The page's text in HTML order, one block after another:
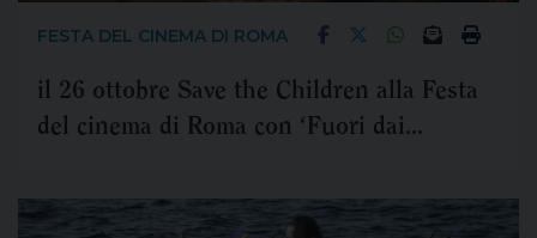
FESTA DEL CINEMA DI ROMA
il 26 ottobre Save the Children alla Festa
del cinema di Roma con ‘Fuori dai